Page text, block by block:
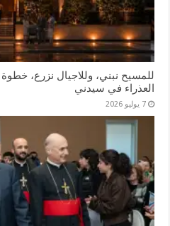
للمسيح نبني، وللاجيال نزرع،
العذراء في سيدني
7 يوليو 2026